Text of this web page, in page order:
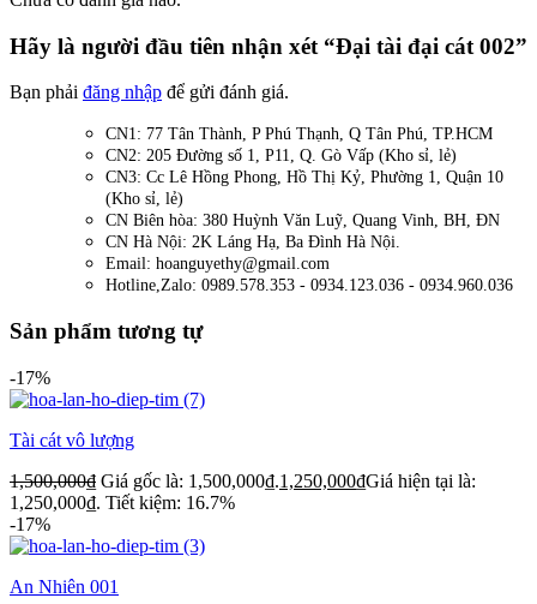
Hãy là người đầu tiên nhận xét “Đại tài đại cát 002”
Bạn phải đăng nhập để gửi đánh giá.
CN1: 77 Tân Thành, P Phú Thạnh, Q Tân Phú, TP.HCM
CN2: 205 Đường số 1, P11, Q. Gò Vấp (Kho sỉ, lẻ)
CN3: Cc Lê Hồng Phong, Hồ Thị Kỷ, Phường 1, Quận 10
(Kho sỉ, lẻ)
CN Biên hòa: 380 Huỳnh Văn Luỹ, Quang Vinh, BH, ĐN
CN Hà Nội: 2K Láng Hạ, Ba Đình Hà Nội.
Email: hoanguyethy@gmail.com
Hotline,Zalo: 0989.578.353 - 0934.123.036 - 0934.960.036
Sản phẩm tương tự
-17%
Tài cát vô lượng
1,500,000₫ Giá gốc là: 1,500,000₫.1,250,000₫Giá hiện tại là:
1,250,000₫. Tiết kiệm: 16.7%
-17%
An Nhiên 001